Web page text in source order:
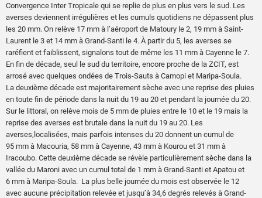
Convergence Inter Tropicale qui se replie de plus en plus vers le sud. Les
averses deviennent irrégulières et les cumuls quotidiens ne dépassent plus
les 20 mm. On relève 17 mm à l’aéroport de Matoury le 2, 19 mm à Saint-
Laurent le 3 et 14 mm à Grand-Santi le 4. À partir du 5, les averses se
raréfient et faiblissent, signalons tout de même les 11 mm à Cayenne le 7.
En fin de décade, seul le sud du territoire, encore proche de la ZCIT, est
arrosé avec quelques ondées de Trois-Sauts à Camopi et Maripa-Soula.
La deuxième décade est majoritairement sèche avec une reprise des pluies
en toute fin de période dans la nuit du 19 au 20 et pendant la journée du 20.
Sur le littoral, on relève mois de 5 mm de pluies entre le 10 et le 19 mais la
reprise des averses est brutale dans la nuit du 19 au 20. Les
averses,localisées, mais parfois intenses du 20 donnent un cumul de
95 mm à Macouria, 58 mm à Cayenne, 43 mm à Kourou et 31 mm à
Iracoubo. Cette deuxième décade se révèle particulièrement sèche dans la
vallée du Maroni avec un cumul total de 1 mm à Grand-Santi et Apatou et
6 mm à Maripa-Soula. La plus belle journée du mois est observée le 12
avec aucune précipitation relevée et jusqu’à 34,6 degrés relevés à Grand-